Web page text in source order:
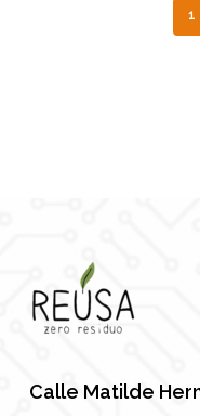
1
Calle Matilde